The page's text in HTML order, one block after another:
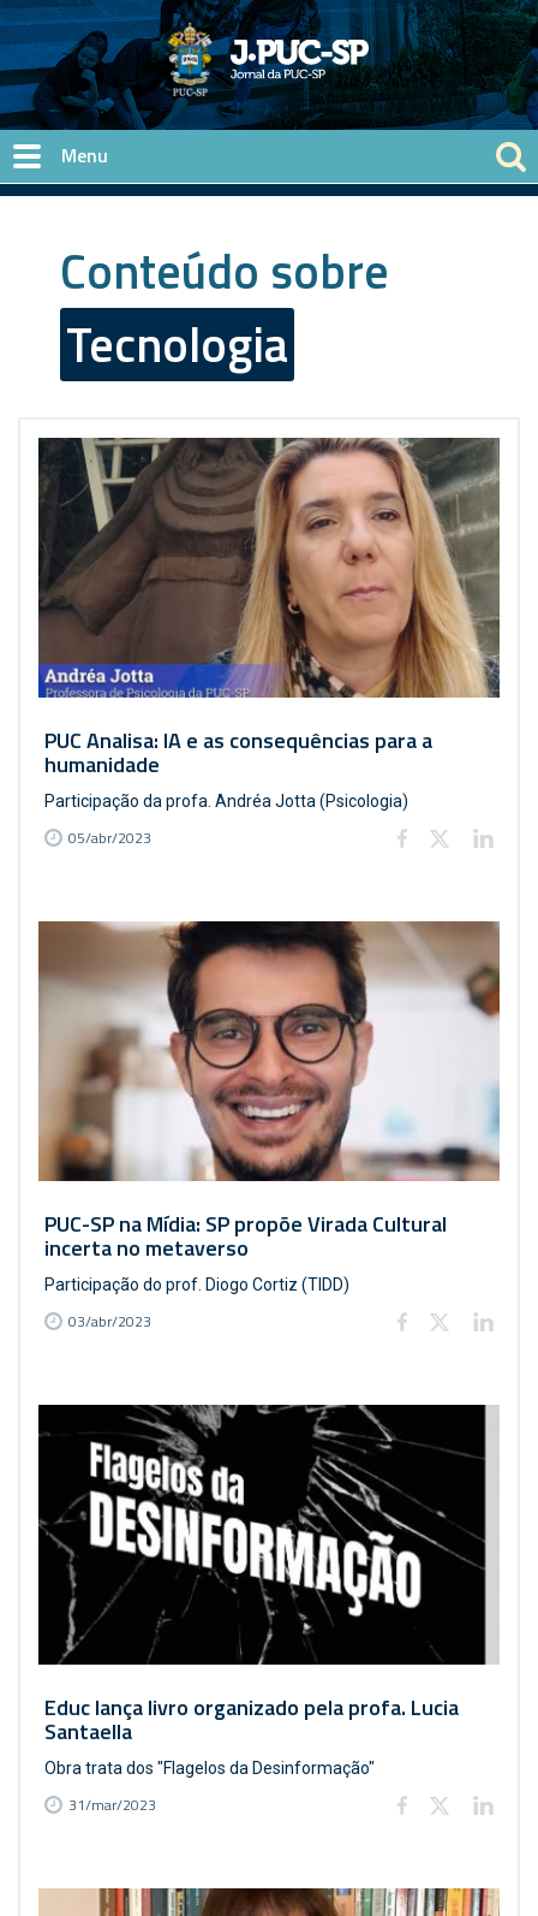
Pular para o conteúdo principal
Conteúdo sobre
Tecnologia
PUC Analisa: IA e as consequências para a
humanidade
Participação da profa. Andréa Jotta (Psicologia)
05/abr/2023
PUC-SP na Mídia: SP propõe Virada Cultural
incerta no metaverso
Participação do prof. Diogo Cortiz (TIDD)
03/abr/2023
Educ lança livro organizado pela profa. Lucia
Santaella
Obra trata dos "Flagelos da Desinformação"
31/mar/2023